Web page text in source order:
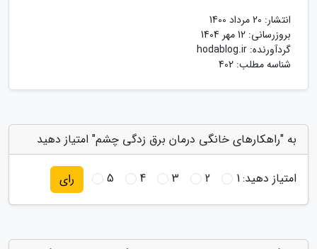
انتشار: 20 مرداد 1400
بروزرسانی: 12 مهر 1404
گردآورنده: hodablog.ir
شناسه مطلب: 402
به "راهکارهای خانگی درمان برق زدگی چشم" امتیاز دهید
امتیاز دهید:1
2
3
4
5 رای